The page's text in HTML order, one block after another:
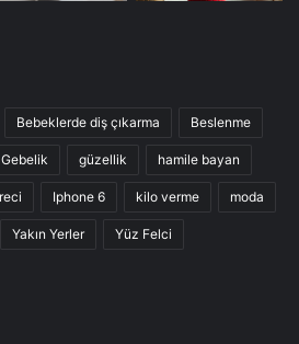
Bebeklerde diş çıkarma Beslenme
Gebelik güzellik hamile bayan
Iphone 6 kilo verme moda
Yakın Yerler Yüz Felci